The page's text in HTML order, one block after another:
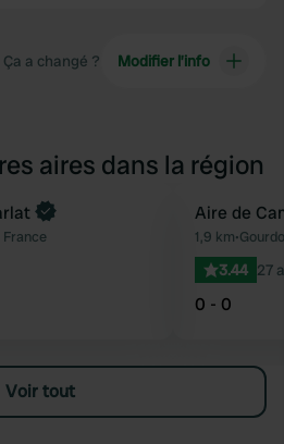
Ça a changé ? Modifier l’info
aires dans la région
Préféré
Aire de
1,9 km•
3.44 27
0 - 0
Voir tout